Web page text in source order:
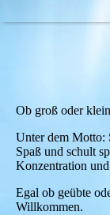
Ob groß oder
Unter dem Motto:
Spaß und schult
Konzentration
Egal ob geübte
Willkommen.